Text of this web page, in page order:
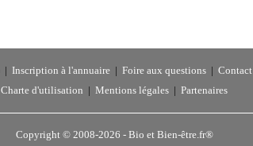
| Inscription à l'annuaire | Foire aux questions | Contact
Charte d'utilisation | Mentions légales | Partenaires
Copyright © 2008-2026 - Bio et Bien-être.fr®